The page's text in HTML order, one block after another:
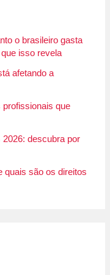
o brasileiro gasta
isso revela
afetando a
que
descubra por
quais são os direitos